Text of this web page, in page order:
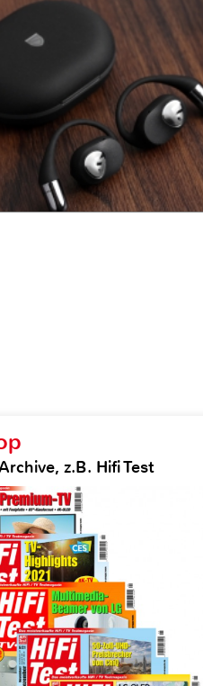
z.B. Hifi Test